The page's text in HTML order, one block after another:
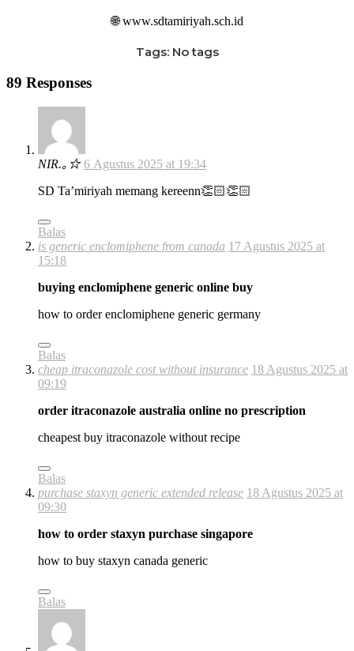
🌐 www.sdtamiriyah.sch.id
Tags: No tags
89 Responses
NIR.｡☆ 6 Agustus 2025 at 19:34
SD Ta’miriyah memang kereenn👏🏻👏🏻
Balas
is generic enclomiphene from canada 17 Agustus 2025 at
15:18
buying enclomiphene generic online buy
how to order enclomiphene generic germany
Balas
cheap itraconazole cost without insurance 18 Agustus 2025 at
09:19
order itraconazole australia online no prescription
cheapest buy itraconazole without recipe
Balas
purchase staxyn generic extended release 18 Agustus 2025 at
09:30
how to order staxyn purchase singapore
how to buy staxyn canada generic
Balas